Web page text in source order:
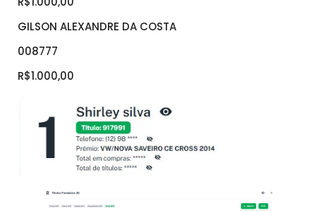
GILSON ALEXANDRE DA COSTA
008777
R$1.000,00